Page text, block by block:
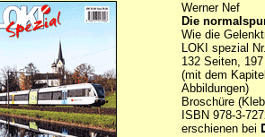
Werner Nef
Die
Wie die
LOKI spezial
132 Seiten,
(mit dem
Abbildungen)
Broschüre
ISBN 978-3-
erschienen bei